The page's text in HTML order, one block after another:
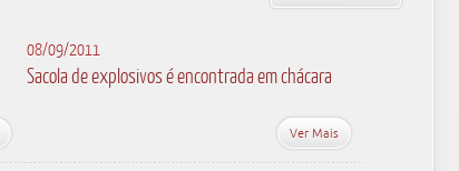
08/09/2011
Sacola de explosivos é encontrada em chácara
Ver Mais